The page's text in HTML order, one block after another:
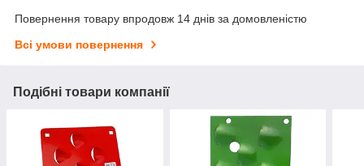
Повернення товару впродовж 14 днів за домовленістю
Всі умови повернення
Подібні товари компанії